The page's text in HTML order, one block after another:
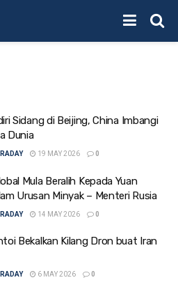
Sidang di Beijing, China Imbangi
Dunia
19 MAY 2026 0
Mula Beralih Kepada Yuan
Urusan Minyak – Menteri Rusia
14 MAY 2026 0
Bekalkan Kilang Dron buat Iran
6 MAY 2026 0